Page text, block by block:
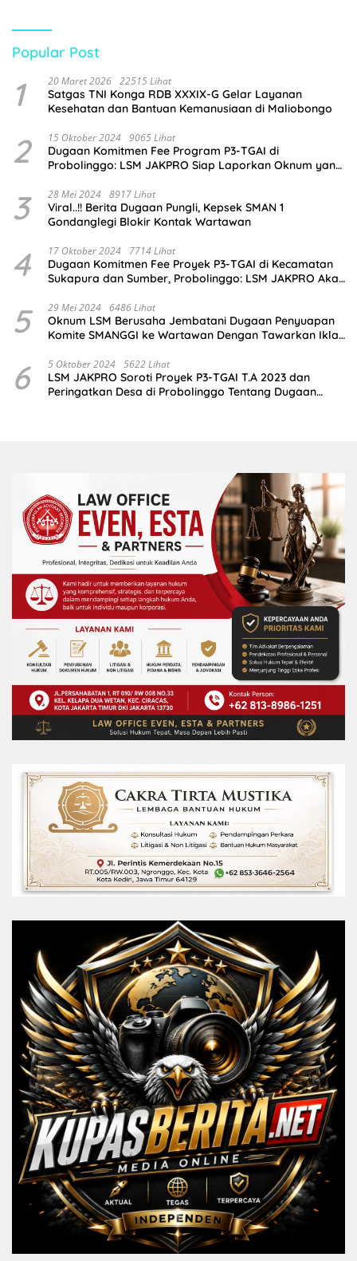
Popular Post
1 20 Maret 2026 22515 Lihat
Satgas TNI Konga RDB XXXIX-G Gelar Layanan
Kesehatan dan Bantuan Kemanusiaan di Maliobongo
2 15 Oktober 2024 9065 Lihat
Dugaan Komitmen Fee Program P3-TGAI di
Probolinggo: LSM JAKPRO Siap Laporkan Oknum yang
3 28 Mei 2024 8917 Lihat
Viral..!! Berita Dugaan Pungli, Kepsek SMAN 1
Gondanglegi Blokir Kontak Wartawan
4 17 Oktober 2024 7714 Lihat
Dugaan Komitmen Fee Proyek P3-TGAI di Kecamatan
Sukapura dan Sumber, Probolinggo: LSM JAKPRO Akan
5 29 Mei 2024 6486 Lihat
Oknum LSM Berusaha Jembatani Dugaan Penyuapan
Komite SMANGGI ke Wartawan Dengan Tawarkan Iklan
6 5 Oktober 2024 5622 Lihat
LSM JAKPRO Soroti Proyek P3-TGAI T.A 2023 dan
Peringatkan Desa di Probolinggo Tentang Dugaan